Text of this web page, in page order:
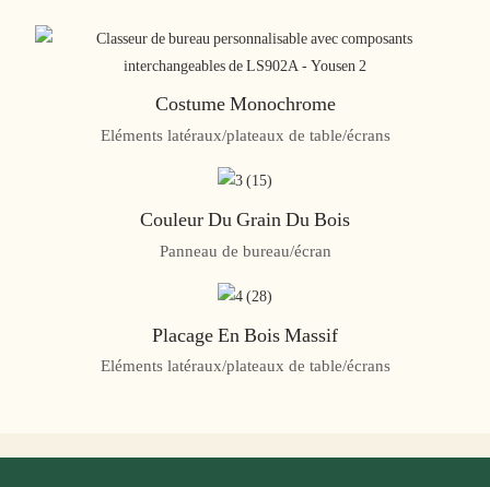
Costume Monochrome
Eléments latéraux/plateaux de table/écrans
Couleur Du Grain Du Bois
Panneau de bureau/écran
Placage En Bois Massif
Eléments latéraux/plateaux de table/écrans